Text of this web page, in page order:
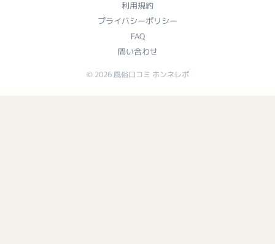
利用規約
プライバシーポリシー
FAQ
問い合わせ
© 2026 風俗口コミ ホンネレポ